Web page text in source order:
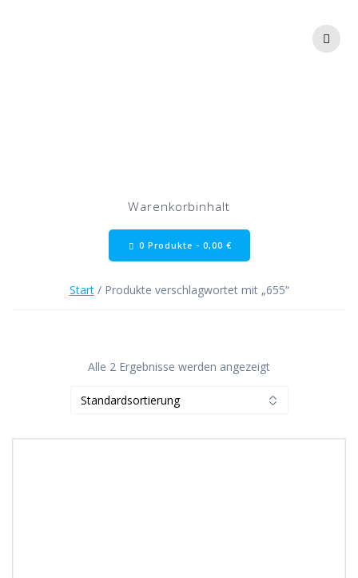
Warenkorbinhalt
0 Produkte - 0,00 €
Start/ Produkte verschlagwortet mit „655“
Alle 2 Ergebnisse werden angezeigt